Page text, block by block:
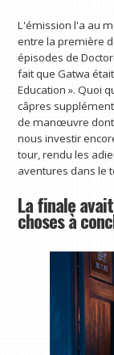
L'émission l'a au
entre la première
épisodes de
fait que Gatwa
Education ». Quoi
câpres
de manœuvre
nous investir
tour, rendu les
aventures dans le
La finale
choses à